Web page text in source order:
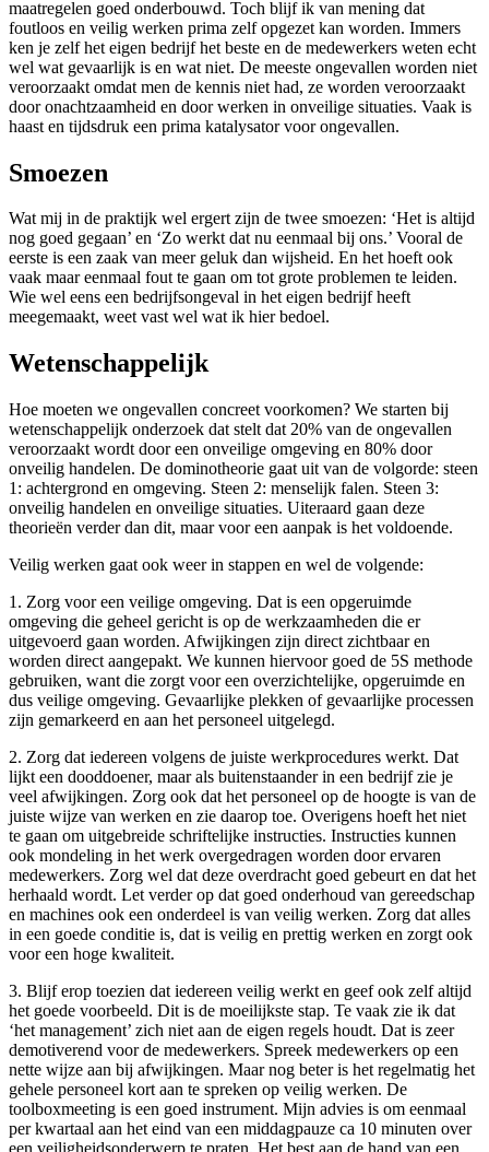
maatregelen goed onderbouwd. Toch blijf ik van mening dat
foutloos en veilig werken prima zelf opgezet kan worden. Immers
ken je zelf het eigen bedrijf het beste en de medewerkers weten echt
wel wat gevaarlijk is en wat niet. De meeste ongevallen worden niet
veroorzaakt omdat men de kennis niet had, ze worden veroorzaakt
door onachtzaamheid en door werken in onveilige situaties. Vaak is
haast en tijdsdruk een prima katalysator voor ongevallen.
Smoezen
Wat mij in de praktijk wel ergert zijn de twee smoezen: ‘Het is altijd
nog goed gegaan’ en ‘Zo werkt dat nu eenmaal bij ons.’ Vooral de
eerste is een zaak van meer geluk dan wijsheid. En het hoeft ook
vaak maar eenmaal fout te gaan om tot grote problemen te leiden.
Wie wel eens een bedrijfsongeval in het eigen bedrijf heeft
meegemaakt, weet vast wel wat ik hier bedoel.
Wetenschappelijk
Hoe moeten we ongevallen concreet voorkomen? We starten bij
wetenschappelijk onderzoek dat stelt dat 20% van de ongevallen
veroorzaakt wordt door een onveilige omgeving en 80% door
onveilig handelen. De dominotheorie gaat uit van de volgorde: steen
1: achtergrond en omgeving. Steen 2: menselijk falen. Steen 3:
onveilig handelen en onveilige situaties. Uiteraard gaan deze
theorieën verder dan dit, maar voor een aanpak is het voldoende.
Veilig werken gaat ook weer in stappen en wel de volgende:
1. Zorg voor een veilige omgeving. Dat is een opgeruimde
omgeving die geheel gericht is op de werkzaamheden die er
uitgevoerd gaan worden. Afwijkingen zijn direct zichtbaar en
worden direct aangepakt. We kunnen hiervoor goed de 5S methode
gebruiken, want die zorgt voor een overzichtelijke, opgeruimde en
dus veilige omgeving. Gevaarlijke plekken of gevaarlijke processen
zijn gemarkeerd en aan het personeel uitgelegd.
2. Zorg dat iedereen volgens de juiste werkprocedures werkt. Dat
lijkt een dooddoener, maar als buitenstaander in een bedrijf zie je
veel afwijkingen. Zorg ook dat het personeel op de hoogte is van de
juiste wijze van werken en zie daarop toe. Overigens hoeft het niet
te gaan om uitgebreide schriftelijke instructies. Instructies kunnen
ook mondeling in het werk overgedragen worden door ervaren
medewerkers. Zorg wel dat deze overdracht goed gebeurt en dat het
herhaald wordt. Let verder op dat goed onderhoud van gereedschap
en machines ook een onderdeel is van veilig werken. Zorg dat alles
in een goede conditie is, dat is veilig en prettig werken en zorgt ook
voor een hoge kwaliteit.
3. Blijf erop toezien dat iedereen veilig werkt en geef ook zelf altijd
het goede voorbeeld. Dit is de moeilijkste stap. Te vaak zie ik dat
‘het management’ zich niet aan de eigen regels houdt. Dat is zeer
demotiverend voor de medewerkers. Spreek medewerkers op een
nette wijze aan bij afwijkingen. Maar nog beter is het regelmatig het
gehele personeel kort aan te spreken op veilig werken. De
toolboxmeeting is een goed instrument. Mijn advies is om eenmaal
per kwartaal aan het eind van een middagpauze ca 10 minuten over